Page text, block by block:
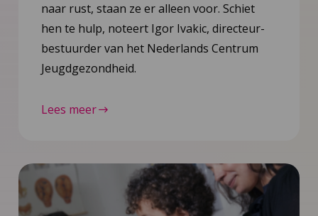
naar rust, staan ze er alleen voor. Schiet
hen te hulp, noteert Igor Ivakic, directeur-
bestuurder van het Nederlands Centrum
Jeugdgezondheid.
Lees meer